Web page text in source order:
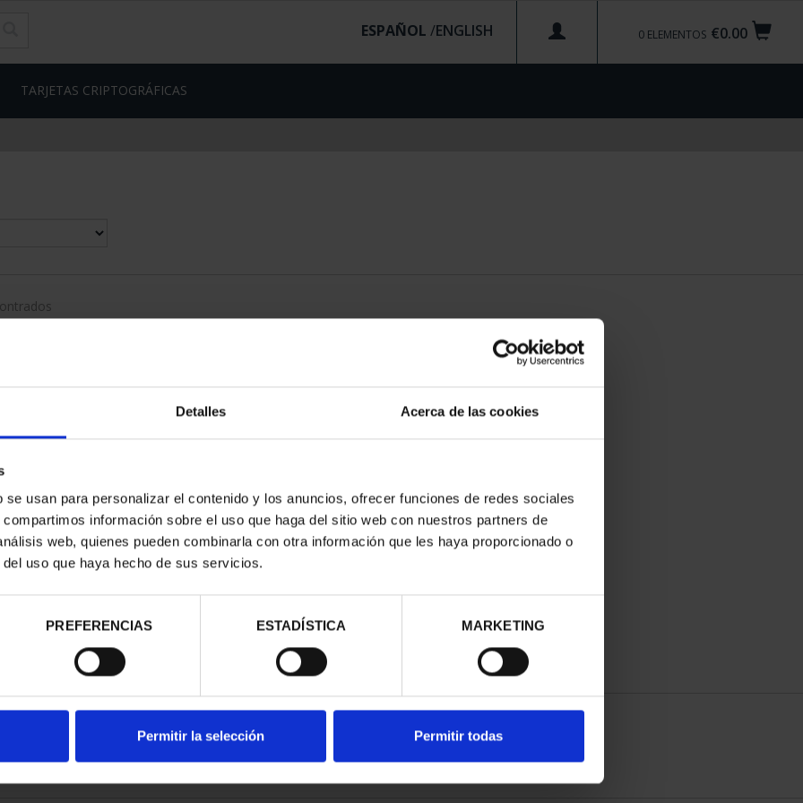
Detalles Acerca de las cookies
usan para personalizar el contenido y los anuncios, ofrecer funciones de redes sociales
información sobre el uso que haga del sitio web con nuestros partners de
web, quienes pueden combinarla con otra información que les haya proporcionado o
uso que haya hecho de sus servicios.
PREFERENCIAS ESTADÍSTICA MARKETING
Permitir la selección Permitir todas
€0.00
0 ELEMENTOS
ESPAÑOL /
TARJETAS CRIPTOGRÁFICAS
50 EURO
LOS BR...